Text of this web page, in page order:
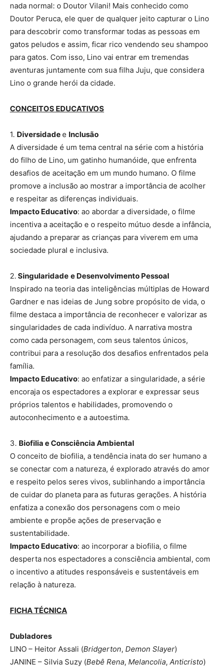
nada normal: o Doutor Vilani! Mais conhecido como
Doutor Peruca, ele quer de qualquer jeito capturar o Lino
para descobrir como transformar todas as pessoas em
gatos peludos e assim, ficar rico vendendo seu shampoo
para gatos. Com isso, Lino vai entrar em tremendas
aventuras juntamente com sua filha Juju, que considera
Lino o grande herói da cidade.
CONCEITOS EDUCATIVOS
1. Diversidadee Inclusão
A diversidade é um tema central na série com a história
do filho de Lino, um gatinho humanóide, que enfrenta
desafios de aceitação em um mundo humano. O filme
promove a inclusão ao mostrar a importância de acolher
e respeitar as diferenças individuais.
Impacto Educativo: ao abordar a diversidade, o filme
incentiva a aceitação e o respeito mútuo desde a infância,
ajudando a preparar as crianças para viverem em uma
sociedade plural e inclusiva.
2. Singularidade e Desenvolvimento Pessoal
Inspirado na teoria das inteligências múltiplas de Howard
Gardner e nas ideias de Jung sobre propósito de vida, o
filme destaca a importância de reconhecer e valorizar as
singularidades de cada indivíduo. A narrativa mostra
como cada personagem, com seus talentos únicos,
contribui para a resolução dos desafios enfrentados pela
família.
Impacto Educativo: ao enfatizar a singularidade, a série
encoraja os espectadores a explorar e expressar seus
próprios talentos e habilidades, promovendo o
autoconhecimento e a autoestima.
3. Biofilia e Consciência Ambiental
O conceito de biofilia, a tendência inata do ser humano a
se conectar com a natureza, é explorado através do amor
e respeito pelos seres vivos, sublinhando a importância
de cuidar do planeta para as futuras gerações. A história
enfatiza a conexão dos personagens com o meio
ambiente e propõe ações de preservação e
sustentabilidade.
Impacto Educativo: ao incorporar a biofilia, o filme
desperta nos espectadores a consciência ambiental, com
o incentivo a atitudes responsáveis e sustentáveis em
relação à natureza.
FICHA TÉCNICA
Dubladores
LINO – Heitor Assali (Bridgerton, Demon Slayer)
JANINE – Silvia Suzy (Bebê Rena, Melancolia, Anticristo)